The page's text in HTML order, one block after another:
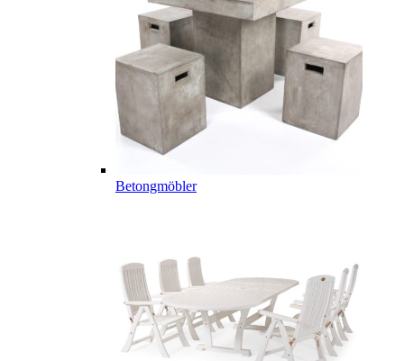
Betongmöbler